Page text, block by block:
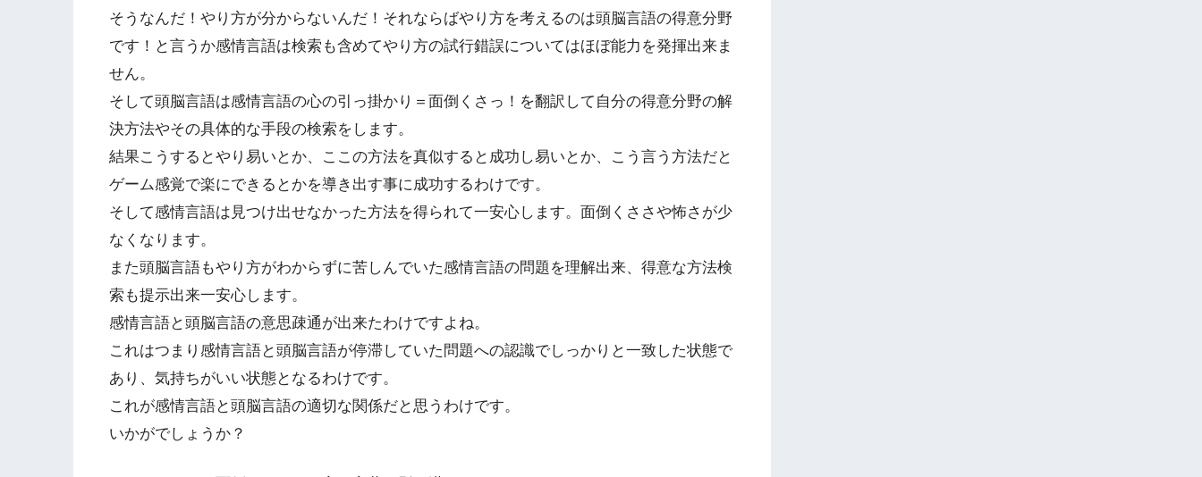
そうなんだ！やり方が分からないんだ！それならばやり方を考えるのは頭脳言語の得意分野
です！と言うか感情言語は検索も含めてやり方の試行錯誤についてはほぼ能力を発揮出来ま
せん。
そして頭脳言語は感情言語の心の引っ掛かり＝面倒くさっ！を翻訳して自分の得意分野の解
決方法やその具体的な手段の検索をします。
結果こうするとやり易いとか、ここの方法を真似すると成功し易いとか、こう言う方法だと
ゲーム感覚で楽にできるとかを導き出す事に成功するわけです。
そして感情言語は見つけ出せなかった方法を得られて一安心します。面倒くささや怖さが少
なくなります。
また頭脳言語もやり方がわからずに苦しんでいた感情言語の問題を理解出来、得意な方法検
索も提示出来一安心します。
感情言語と頭脳言語の意思疎通が出来たわけですよね。
これはつまり感情言語と頭脳言語が停滞していた問題への認識でしっかりと一致した状態で
あり、気持ちがいい状態となるわけです。
これが感情言語と頭脳言語の適切な関係だと思うわけです。
いかがでしょうか？